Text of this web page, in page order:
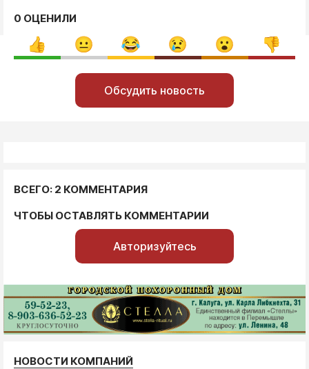
0 ОЦЕНИЛИ
Обсудить новость
ВСЕГО: 2 КОММЕНТАРИЯ
ЧТОБЫ ОСТАВЛЯТЬ КОММЕНТАРИИ
Авторизуйтесь
НОВОСТИ КОМПАНИЙ